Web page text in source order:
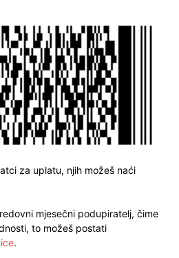
za uplatu, njih možeš naći
mjesečni podupiratelj, čime
to možeš postati
.